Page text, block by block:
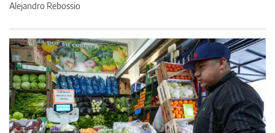
Alejandro Rebossio